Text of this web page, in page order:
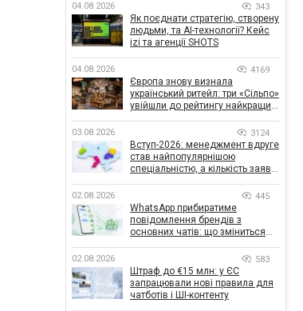
04.08.2026 343
Як поєднати стратегію, створену
людьми, та AI-технології? Кейс
izi та агенції SHOTS
04.08.2026 4169
Європа знову визнала
український ритейл: три «Сільпо»
увійшли до рейтингу найкращих
03.08.2026 3124
Вступ-2026: менеджмент вдруге
став найпопулярнішою
спеціальністю, а кількість заяв
02.08.2026 445
WhatsApp прибиратиме
повідомлення брендів з
основних чатів: що зміниться
02.08.2026 583
Штраф до €15 млн: у ЄС
запрацювали нові правила для
чатботів і ШІ-контенту